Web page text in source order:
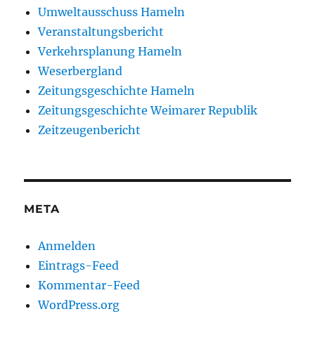
Umweltausschuss Hameln
Veranstaltungsbericht
Verkehrsplanung Hameln
Weserbergland
Zeitungsgeschichte Hameln
Zeitungsgeschichte Weimarer Republik
Zeitzeugenbericht
META
Anmelden
Eintrags-Feed
Kommentar-Feed
WordPress.org